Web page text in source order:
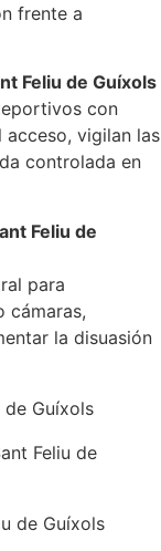
frente a
Feliu de Guíxols
con
acceso, vigilan las
controlada en
Feliu de
para
cámaras,
la disuasión